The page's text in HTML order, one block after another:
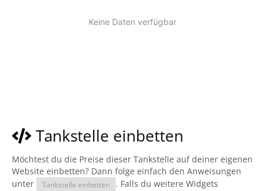
Tankstelle einbetten
Möchtest du die Preise dieser Tankstelle auf deiner eigenen
Website einbetten? Dann folge einfach den Anweisungen
unter
Tankstelle einbetten
. Falls du weitere Widgets